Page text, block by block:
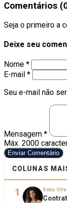
Comentários
Seja o primeiro a
Deixe seu
Nome *
E-mail *
Seu e-mail não
Mensagem *
Máx. 2000
Enviar Comentário
COLUNAS
1 Katia